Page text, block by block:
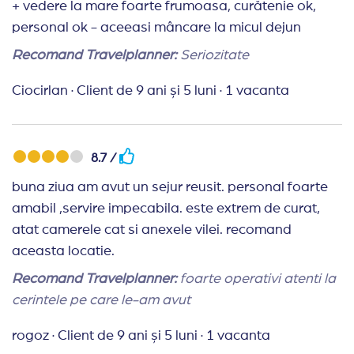
gauri de rugina). Piscina - foarte curata și apa
călduță. Avea program pana la 21 dar nu te oprea
nimeni sa faci baie și mai târziu. Asta era un plus
partea aia ca era gălăgie în unele nopți. Piscina are
călduroasa (nu am cumpărat ac- acesta nu e gratis
depozitare, o plita și o chiuveta, 2 pahare, un
frigider mic, Baia mica dar suficienta (cu geam spre
scaune. Unele au chiar și câteva frânghii ca sa ți pui
chestii la uscat. Curățenia în camere : la noi a cam
prânzului (ora 13:00) când copilul dormea deci nu
+ vedere la mare foarte frumoasa, curătenie ok,
personal ok - aceeasi mâncare la micul dejun
Recomand Travelplanner: Seriozitate
Ciocirlan · Client de 9 ani și 5 luni · 1 vacanta
8.7 /
buna ziua am avut un sejur reusit. personal foarte
amabil ,servire impecabila. este extrem de curat,
atat camerele cat si anexele vilei. recomand
aceasta locatie.
Recomand Travelplanner:foarte operativi atenti la
cerintele pe care le-am avut
rogoz · Client de 9 ani și 5 luni · 1 vacanta